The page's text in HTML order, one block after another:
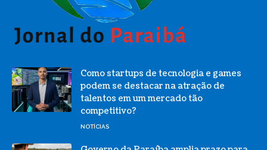
Como startups de tecnologia e games
podem se destacar na atração de
talentos em um mercado tão
competitivo?
NOTÍCIAS